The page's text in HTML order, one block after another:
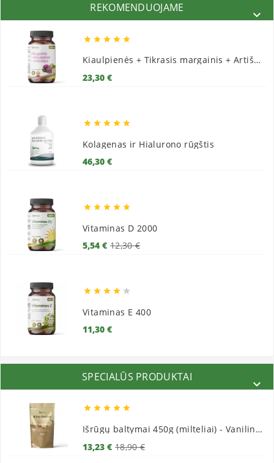
REKOMENDUOJAME

    
Kiaulpienės + Tikrasis margainis + Artišokai
23,30 €Kaina
    
Kolagenas ir Hialurono rūgštis
46,30 €Kaina
    
Vitaminas D 2000
5,54 € 12,30 €
    
Vitaminas E 400
11,30 €Kaina
SPECIALŪS PRODUKTAI

    
Išrūgų baltymai 450g (milteliai) - Vaniliniai
13,23 € 18,90 €